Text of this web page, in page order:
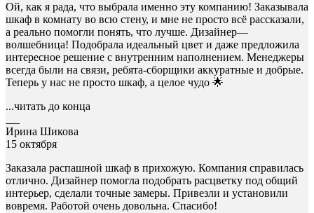
Ой, как я рада, что выбрала именно эту компанию! Заказывала
шкаф в комнату во всю стену, и мне не просто всё рассказали,
а реально помогли понять, что лучше. Дизайнер—
волшебница! Подобрала идеальный цвет и даже предложила
интересное решение с внутренним наполнением. Менеджеры
всегда были на связи, ребята-сборщики аккуратные и добрые.
Теперь у нас не просто шкаф, а целое чудо 🌟
...читать до конца
Ирина Шикова
15 октября
Заказала распашной шкаф в прихожую. Компания справилась
отлично. Дизайнер помогла подобрать расцветку под общий
интерьер, сделали точные замеры. Привезли и установили
вовремя. Работой очень довольна. Спасибо!